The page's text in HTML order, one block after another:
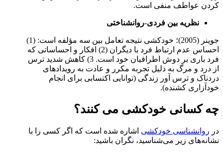
کردن عواطف منفی است.
نظریه بین فردی-روانشناختی
جوینر (2005)؛ خودکشی نتیجه تعامل بین سه مؤلفه است: (1)
احساس عدم ارتباط فرد با دیگران (2) افکار و احساساتی که
فرد باری بر دوش اطرافیان خود است. 3) کاهش شدید ترس
از درد و مرگ به دلیل تجربه مکرر و عادت به رویدادهای
دردناک و ترس آور زندگی (توانایی اکتسابی برای انجام
خودآزاری کشنده).
چه کسانی خودکشی می‌ کنند؟
در روانشناسی خودکشی اشاره شده است که اگر کسی را با
نشانه‌های زیر می‌شناسید، نگران باشید: